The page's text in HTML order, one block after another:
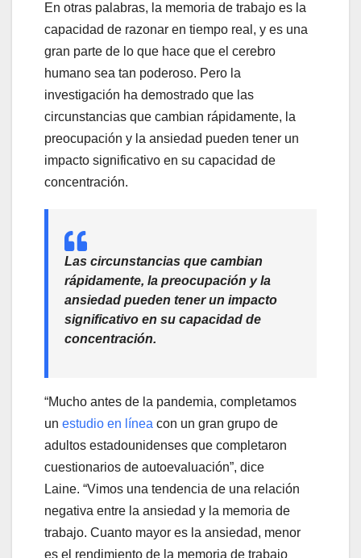
En otras palabras, la memoria de trabajo es la
capacidad de razonar en tiempo real, y es una
gran parte de lo que hace que el cerebro
humano sea tan poderoso. Pero la
investigación ha demostrado que las
circunstancias que cambian rápidamente, la
preocupación y la ansiedad pueden tener un
impacto significativo en su capacidad de
concentración.
Las circunstancias que cambian
rápidamente, la preocupación y la
ansiedad pueden tener un impacto
significativo en su capacidad de
concentración.
“Mucho antes de la pandemia, completamos
un estudio en línea con un gran grupo de
adultos estadounidenses que completaron
cuestionarios de autoevaluación”, dice
Laine. “Vimos una tendencia de una relación
negativa entre la ansiedad y la memoria de
trabajo. Cuanto mayor es la ansiedad, menor
es el rendimiento de la memoria de trabajo